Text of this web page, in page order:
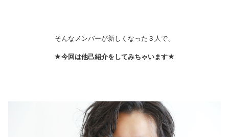
そんなメンバーが新しくなった３人で、
★今回は他己紹介をしてみちゃいます★